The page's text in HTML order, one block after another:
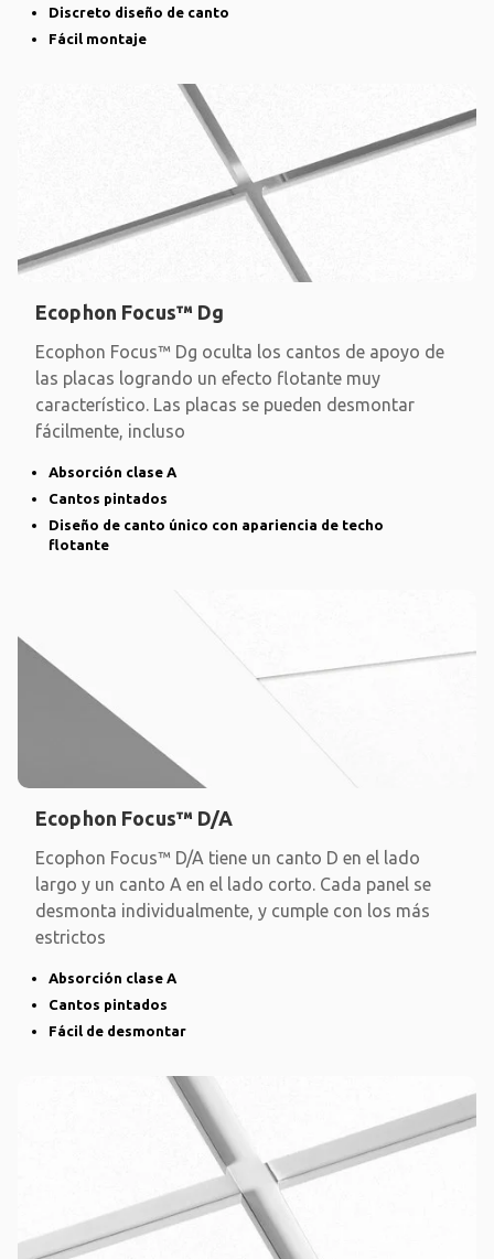
Discreto diseño de canto
Fácil montaje
Ecophon Focus™ Dg
Ecophon Focus™ Dg oculta los cantos de apoyo de
las placas logrando un efecto flotante muy
característico. Las placas se pueden desmontar
fácilmente, incluso
Absorción clase A
Cantos pintados
Diseño de canto único con apariencia de techo
flotante
Ecophon Focus™ D/A
Ecophon Focus™ D/A tiene un canto D en el lado
largo y un canto A en el lado corto. Cada panel se
desmonta individualmente, y cumple con los más
estrictos
Absorción clase A
Cantos pintados
Fácil de desmontar